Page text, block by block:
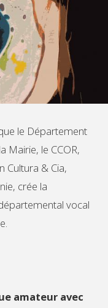
le Département
Mairie, le CCOR,
Cultura & Cia,
crée la
vocal
amateur avec